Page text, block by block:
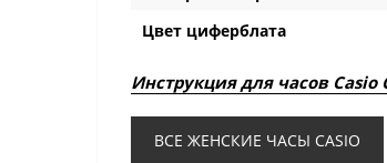
Цвет циферблата
Инструкция для часов Casio
ВСЕ ЖЕНСКИЕ ЧАСЫ CASIO